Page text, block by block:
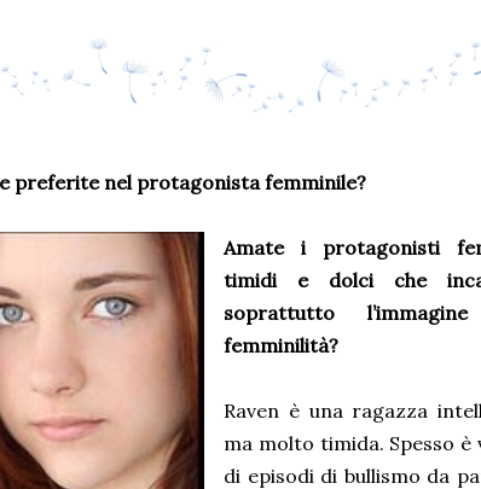
preferite nel protagonista femminile?
Amate i protagonisti
timidi e dolci che
soprattutto
femminilità?
Raven è una ragazza
ma molto timida. Spesso è
di episodi di bullismo da